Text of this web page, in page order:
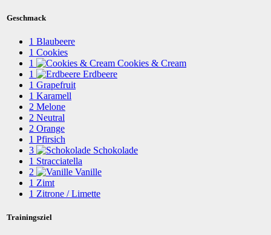
Geschmack
1 Blaubeere
1 Cookies
1
Cookies & Cream
1
Erdbeere
1 Grapefruit
1 Karamell
2 Melone
2 Neutral
2 Orange
1 Pfirsich
3
Schokolade
1 Stracciatella
2
Vanille
1 Zimt
1 Zitrone / Limette
Trainingsziel